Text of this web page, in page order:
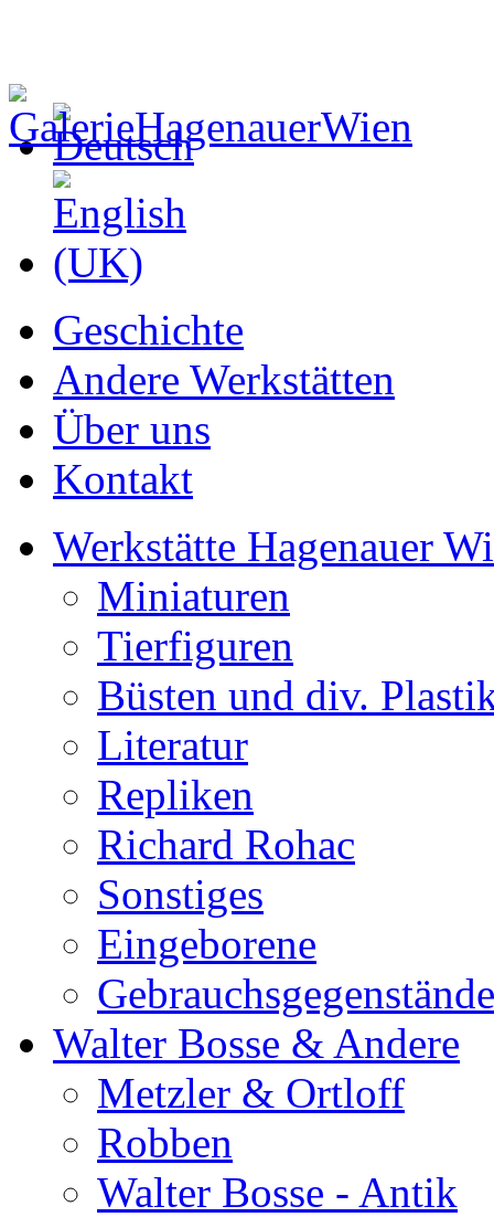
Geschichte
Andere Werkstätten
Über uns
Kontakt
Werkstätte Hagenauer
Miniaturen
Tierfiguren
Büsten und div.
Literatur
Repliken
Richard Rohac
Sonstiges
Eingeborene
Gebrauchsgegenstände
Walter Bosse & Andere
Metzler & Ortloff
Robben
Walter Bosse - Antik